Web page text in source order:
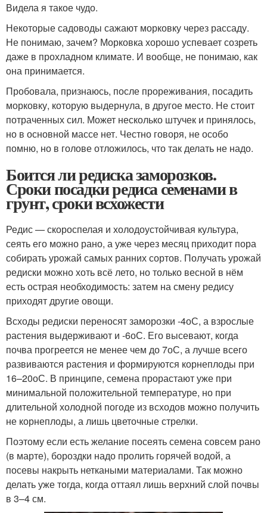
Видела я такое чудо.
Некоторые садоводы сажают морковку через рассаду.
Не понимаю, зачем? Морковка хорошо успевает созреть
даже в прохладном климате. И вообще, не понимаю, как
она принимается.
Пробовала, признаюсь, после прореживания, посадить
морковку, которую выдернула, в другое место. Не стоит
потраченных сил. Может несколько штучек и принялось,
но в основной массе нет. Честно говоря, не особо
помню, но в голове отложилось, что так делать не надо.
Боится ли редиска заморозков.
Сроки посадки редиса семенами в
грунт, сроки всхожести
Редис — скороспелая и холодоустойчивая культура,
сеять его можно рано, а уже через месяц приходит пора
собирать урожай самых ранних сортов. Получать урожай
редиски можно хоть всё лето, но только весной в нём
есть острая необходимость: затем на смену редису
приходят другие овощи.
Всходы редиски переносят заморозки -4оС, а взрослые
растения выдерживают и -6оС. Его высевают, когда
почва прогреется не менее чем до 7оС, а лучше всего
развиваются растения и формируются корнеплоды при
16–20оС. В принципе, семена прорастают уже при
минимальной положительной температуре, но при
длительной холодной погоде из всходов можно получить
не корнеплоды, а лишь цветочные стрелки.
Поэтому если есть желание посеять семена совсем рано
(в марте), бороздки надо пролить горячей водой, а
посевы накрыть неткаными материалами. Так можно
делать уже тогда, когда оттаял лишь верхний слой почвы
в 3–4 см.